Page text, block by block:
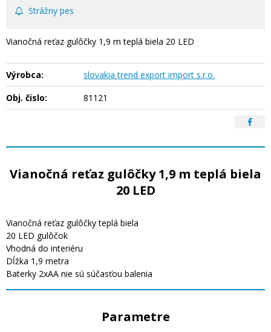
Strážny pes
Vianočná reťaz gulôčky 1,9 m teplá biela 20 LED
Výrobca:
slovakia trend export import s.r.o.
Obj. čislo:
81121
Vianočná reťaz gulôčky 1,9 m teplá biela
20 LED
Vianočná reťaz gulôčky teplá biela
20 LED gulôčok
Vhodná do interiéru
Dĺžka 1,9 metra
Baterky 2xAA nie sú súčasťou balenia
Parametre